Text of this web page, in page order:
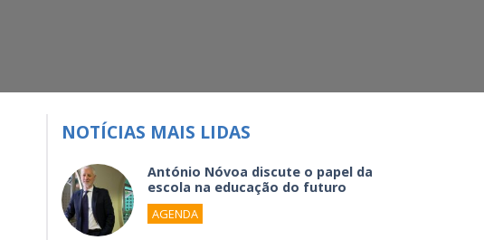
NOTÍCIAS MAIS LIDAS
António Nóvoa discute o papel da
escola na educação do futuro
AGENDA